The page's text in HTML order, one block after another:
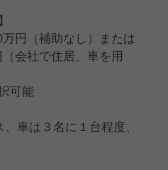
ださい！
円（補助なし）または
会社で住居、車を用
可能
車は３名に１台程度、